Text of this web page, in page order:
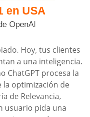
en USA
OpenAI
Hoy, tus clientes
a una inteligencia.
ChatGPT procesa la
optimización de
de Relevancia,
usuario pida una